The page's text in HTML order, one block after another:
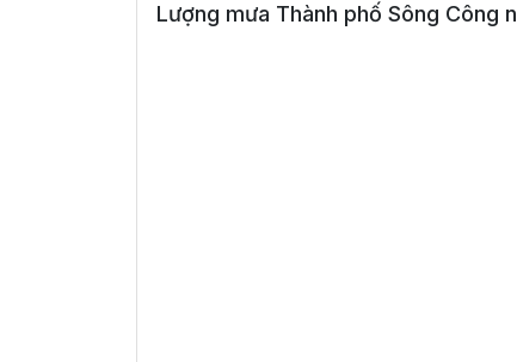
Lượng mưa Thành phố Sông Công